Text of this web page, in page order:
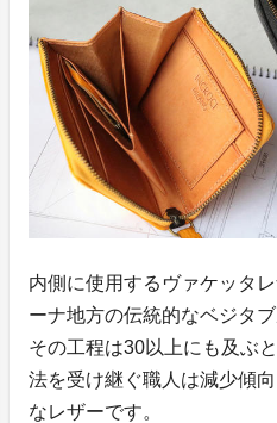
内側に使用するヴァケッタ
ーナ地方の伝統的なベジタ
その工程は30以上にも及ぶ
法を受け継ぐ職人は減少傾
なレザーです。